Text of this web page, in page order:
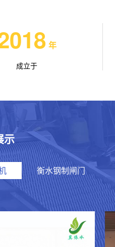
年
成立于
示
衡水钢制闸门